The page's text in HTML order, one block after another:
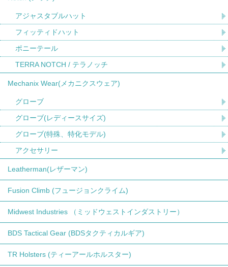
アジャスタブルハット
フィッティドハット
ポニーテール
TERRA NOTCH / テラノッチ
Mechanix Wear(メカニクスウェア)
グローブ
グローブ(レディースサイズ)
グローブ(特殊、特化モデル)
アクセサリー
Leatherman(レザーマン)
Fusion Climb (フュージョンクライム)
Midwest Industries （ミッドウェストインダストリー）
BDS Tactical Gear (BDSタクティカルギア)
TR Holsters (ティーアールホルスター)